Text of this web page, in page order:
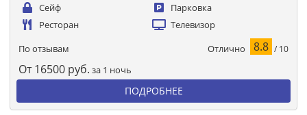
Сейф
Парковка
Ресторан
Телевизор
По отзывам Отлично 8.8 / 10
От 16500 руб. за 1 ночь
ПОДРОБНЕЕ